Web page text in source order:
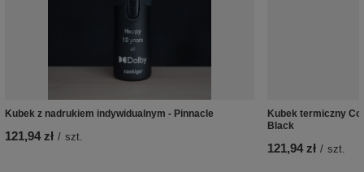
Kubek z nadrukiem indywidualnym - Pinnacle
121,94 zł / szt.
Kubek termiczny
Black
121,94 zł / szt.